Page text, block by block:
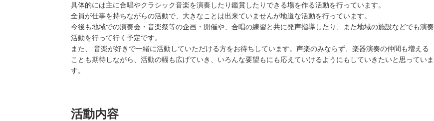
具体的には主に合唱やクラシック音楽を演奏したり鑑賞したりできる場を作る活動を行っています。
全員が仕事を持ちながらの活動で、大きなことは出来ていませんが地道な活動を行っています。
今後も地域での演奏会・音楽祭等の企画・開催や、合唱の練習と共に発声指導したり、また地域の施設などでも演奏
活動を行って行く予定です。
また、 音楽が好きで一緒に活動していただける方をお待ちしています。声楽のみならず、楽器演奏の仲間も増える
ことも期待しながら、活動の幅も広げていき、いろんな要望もにも応えていけるようにもしていきたいと思っていま
す。
活動内容